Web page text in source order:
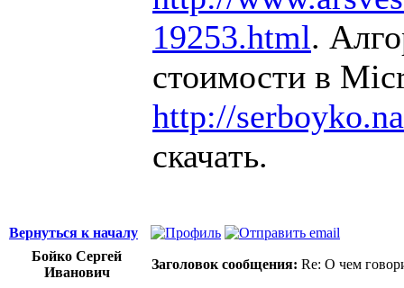
19253.html.
стоимости в
http://
скачать.
Вернуться к началу
Бойко Сергей
Иванович
Заголовок сообщения: Re: О чем